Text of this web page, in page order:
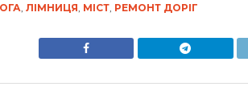
ЛІМНИЦЯ МІСТ, РЕМОНТ ДОРІГ